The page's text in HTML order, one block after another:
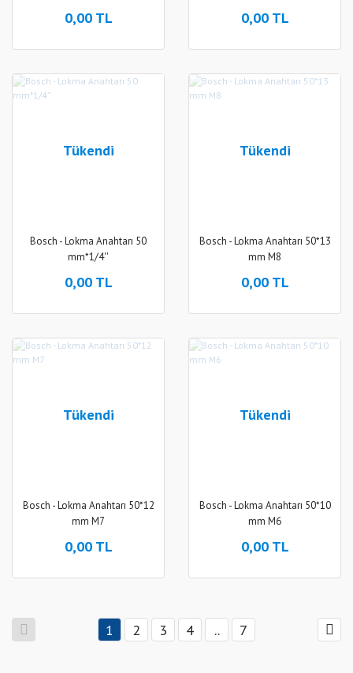
0,00 TL 0,00 TL
Tükendi
Bosch - Lokma Anahtarı 50
mm*1/4''
0,00 TL
Tükendi
Bosch - Lokma Anahtarı 50*13
mm M8
0,00 TL
Tükendi
Bosch - Lokma Anahtarı 50*12
mm M7
0,00 TL
Tükendi
Bosch - Lokma Anahtarı 50*10
mm M6
0,00 TL
1 2 3 4 .. 7